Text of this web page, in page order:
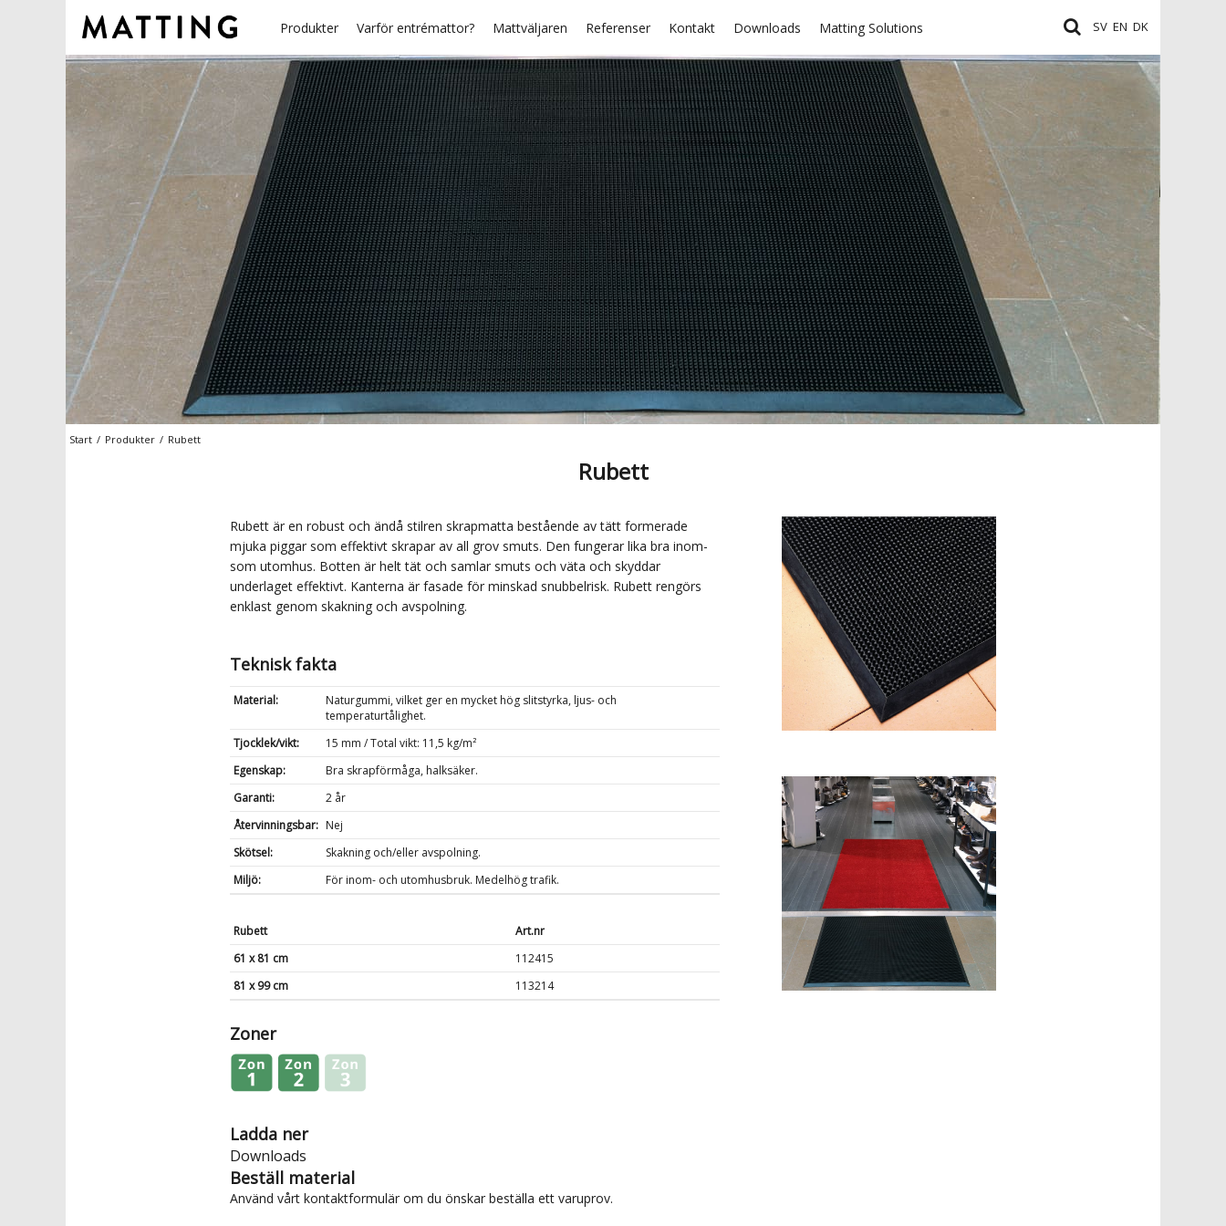
Produkter Varför entrémattor? Mattväljaren Referenser Kontakt Downloads Matting Solutions SV EN DK
Start / Produkter / Rubett
Rubett
Rubett är en robust och ändå stilren skrapmatta bestående av tätt formerade
mjuka piggar som effektivt skrapar av all grov smuts. Den fungerar lika bra inom-
som utomhus. Botten är helt tät och samlar smuts och väta och skyddar
underlaget effektivt. Kanterna är fasade för minskad snubbelrisk. Rubett rengörs
enklast genom skakning och avspolning.
Teknisk fakta
Material:
Naturgummi, vilket ger en mycket hög slitstyrka, ljus- och
temperaturtålighet.
Tjocklek/vikt:
15 mm / Total vikt: 11,5 kg/m²
Egenskap:
Bra skrapförmåga, halksäker.
Garanti:
2 år
Återvinningsbar: Nej
Skötsel:
Skakning och/eller avspolning.
Miljö:
För inom- och utomhusbruk. Medelhög trafik.
Rubett
Art.nr
61 x 81 cm
112415
81 x 99 cm
113214
Zoner
Ladda ner
Downloads
Beställ material
Använd vårt kontaktformulär om du önskar beställa ett varuprov.